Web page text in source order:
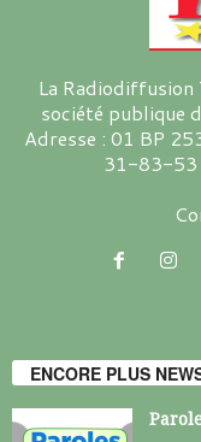
La
société publique
Adresse : 01 BP
31-83-53
ENCORE PLUS